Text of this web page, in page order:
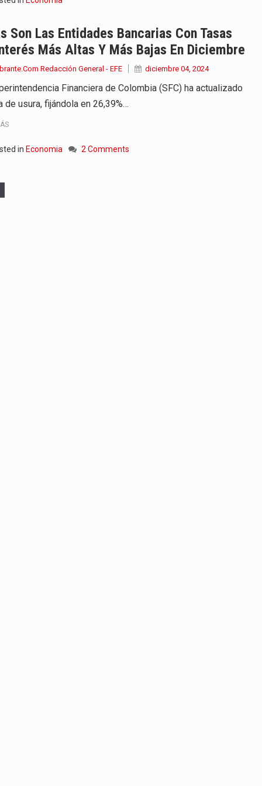
Son Las Entidades Bancarias Con Tasas
Más Altas Y Más Bajas En Diciembre
Redacción General - EFE diciembre 04, 2024
Financiera de Colombia (SFC) ha actualizado
de usura, fijándola en 26,39%…
in Economia 2 Comments